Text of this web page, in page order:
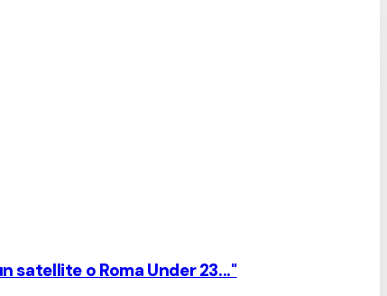
satellite o Roma Under 23..."